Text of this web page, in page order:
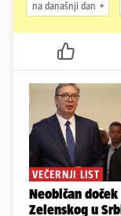
na današnji dan